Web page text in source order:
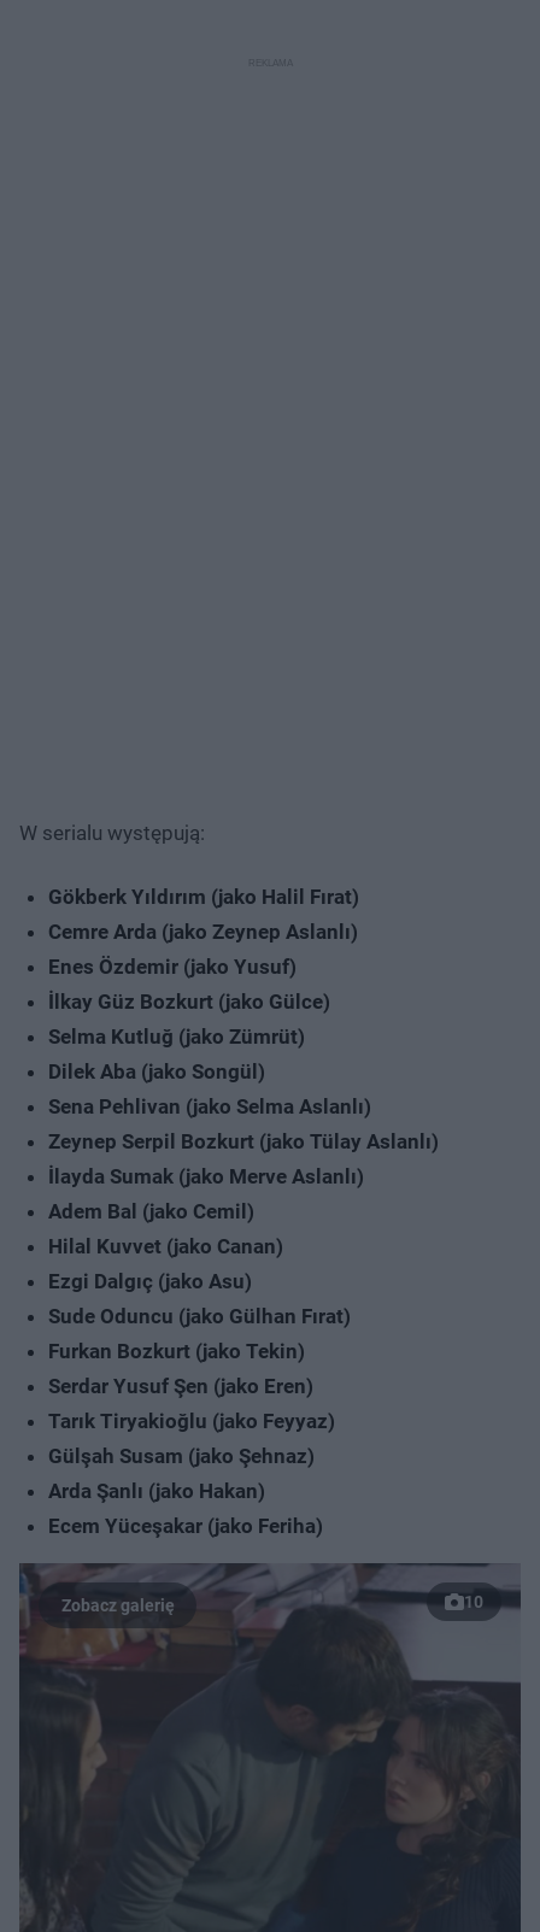
W serialu występują:
Gökberk Yıldırım (jako Halil Fırat)
Cemre Arda (jako Zeynep Aslanlı)
Enes Özdemir (jako Yusuf)
İlkay Güz Bozkurt (jako Gülce)
Selma Kutluğ (jako Zümrüt)
Dilek Aba (jako Songül)
Sena Pehlivan (jako Selma Aslanlı)
Zeynep Serpil Bozkurt (jako Tülay Aslanlı)
İlayda Sumak (jako Merve Aslanlı)
Adem Bal (jako Cemil)
Hilal Kuvvet (jako Canan)
Ezgi Dalgıç (jako Asu)
Sude Oduncu (jako Gülhan Fırat)
Furkan Bozkurt (jako Tekin)
Serdar Yusuf Şen (jako Eren)
Tarık Tiryakioğlu (jako Feyyaz)
Gülşah Susam (jako Şehnaz)
Arda Şanlı (jako Hakan)
Ecem Yüceşakar (jako Feriha)
10